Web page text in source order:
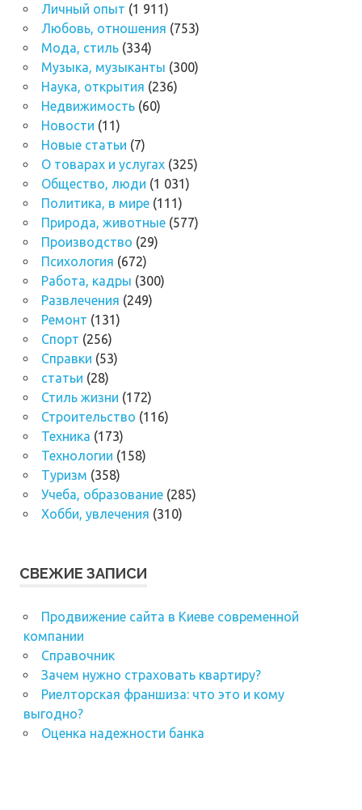
Личный опыт (1 911)
Любовь, отношения (753)
Мода, стиль(334)
Музыка, музыканты (300)
Наука, открытия (236)
Недвижимость(60)
Новости (11)
Новые статьи (7)
О товарах и услугах(325)
Общество, люди (1 031)
Политика, в мире(111)
Природа, животные(577)
Производство (29)
Психология (672)
Работа, кадры (300)
Развлечения (249)
Ремонт (131)
Спорт (256)
Справки (53)
статьи (28)
Стиль жизни (172)
Строительство (116)
Техника (173)
Технологии (158)
Туризм (358)
Учеба, образование(285)
Хобби, увлечения (310)
СВЕЖИЕ ЗАПИСИ
Продвижение сайта в Киеве современной
компании
Справочник
Зачем нужно страховать квартиру?
Риелторская франшиза: что это и кому
выгодно?
Оценка надежности банка